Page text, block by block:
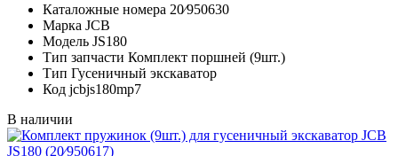
Каталожные номера 20⁄950630
Марка JCB
Модель JS180
Тип запчасти Комплект поршней (9шт.)
Тип Гусеничный экскаватор
Код jcbjs180mp7
В наличии